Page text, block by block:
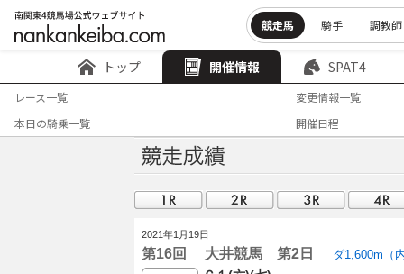
競走馬 騎手 調教師
トップ 開催情報 SPAT4
レース一覧
変更情報一覧
本日の騎乗一覧
開催日程
2021年1月19日
第16回 大井競馬 第2日 ダ1,600m（